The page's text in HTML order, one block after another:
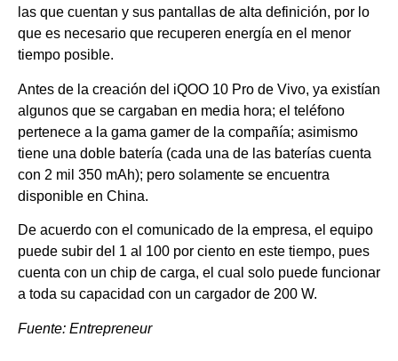
las que cuentan y sus pantallas de alta definición, por lo
que es necesario que recuperen energía en el menor
tiempo posible.
Antes de la creación del iQOO 10 Pro de Vivo, ya existían
algunos que se cargaban en media hora; el teléfono
pertenece a la gama gamer de la compañía; asimismo
tiene una doble batería (cada una de las baterías cuenta
con 2 mil 350 mAh); pero solamente se encuentra
disponible en China.
De acuerdo con el comunicado de la empresa, el equipo
puede subir del 1 al 100 por ciento en este tiempo, pues
cuenta con un chip de carga, el cual solo puede funcionar
a toda su capacidad con un cargador de 200 W.
Fuente: Entrepreneur